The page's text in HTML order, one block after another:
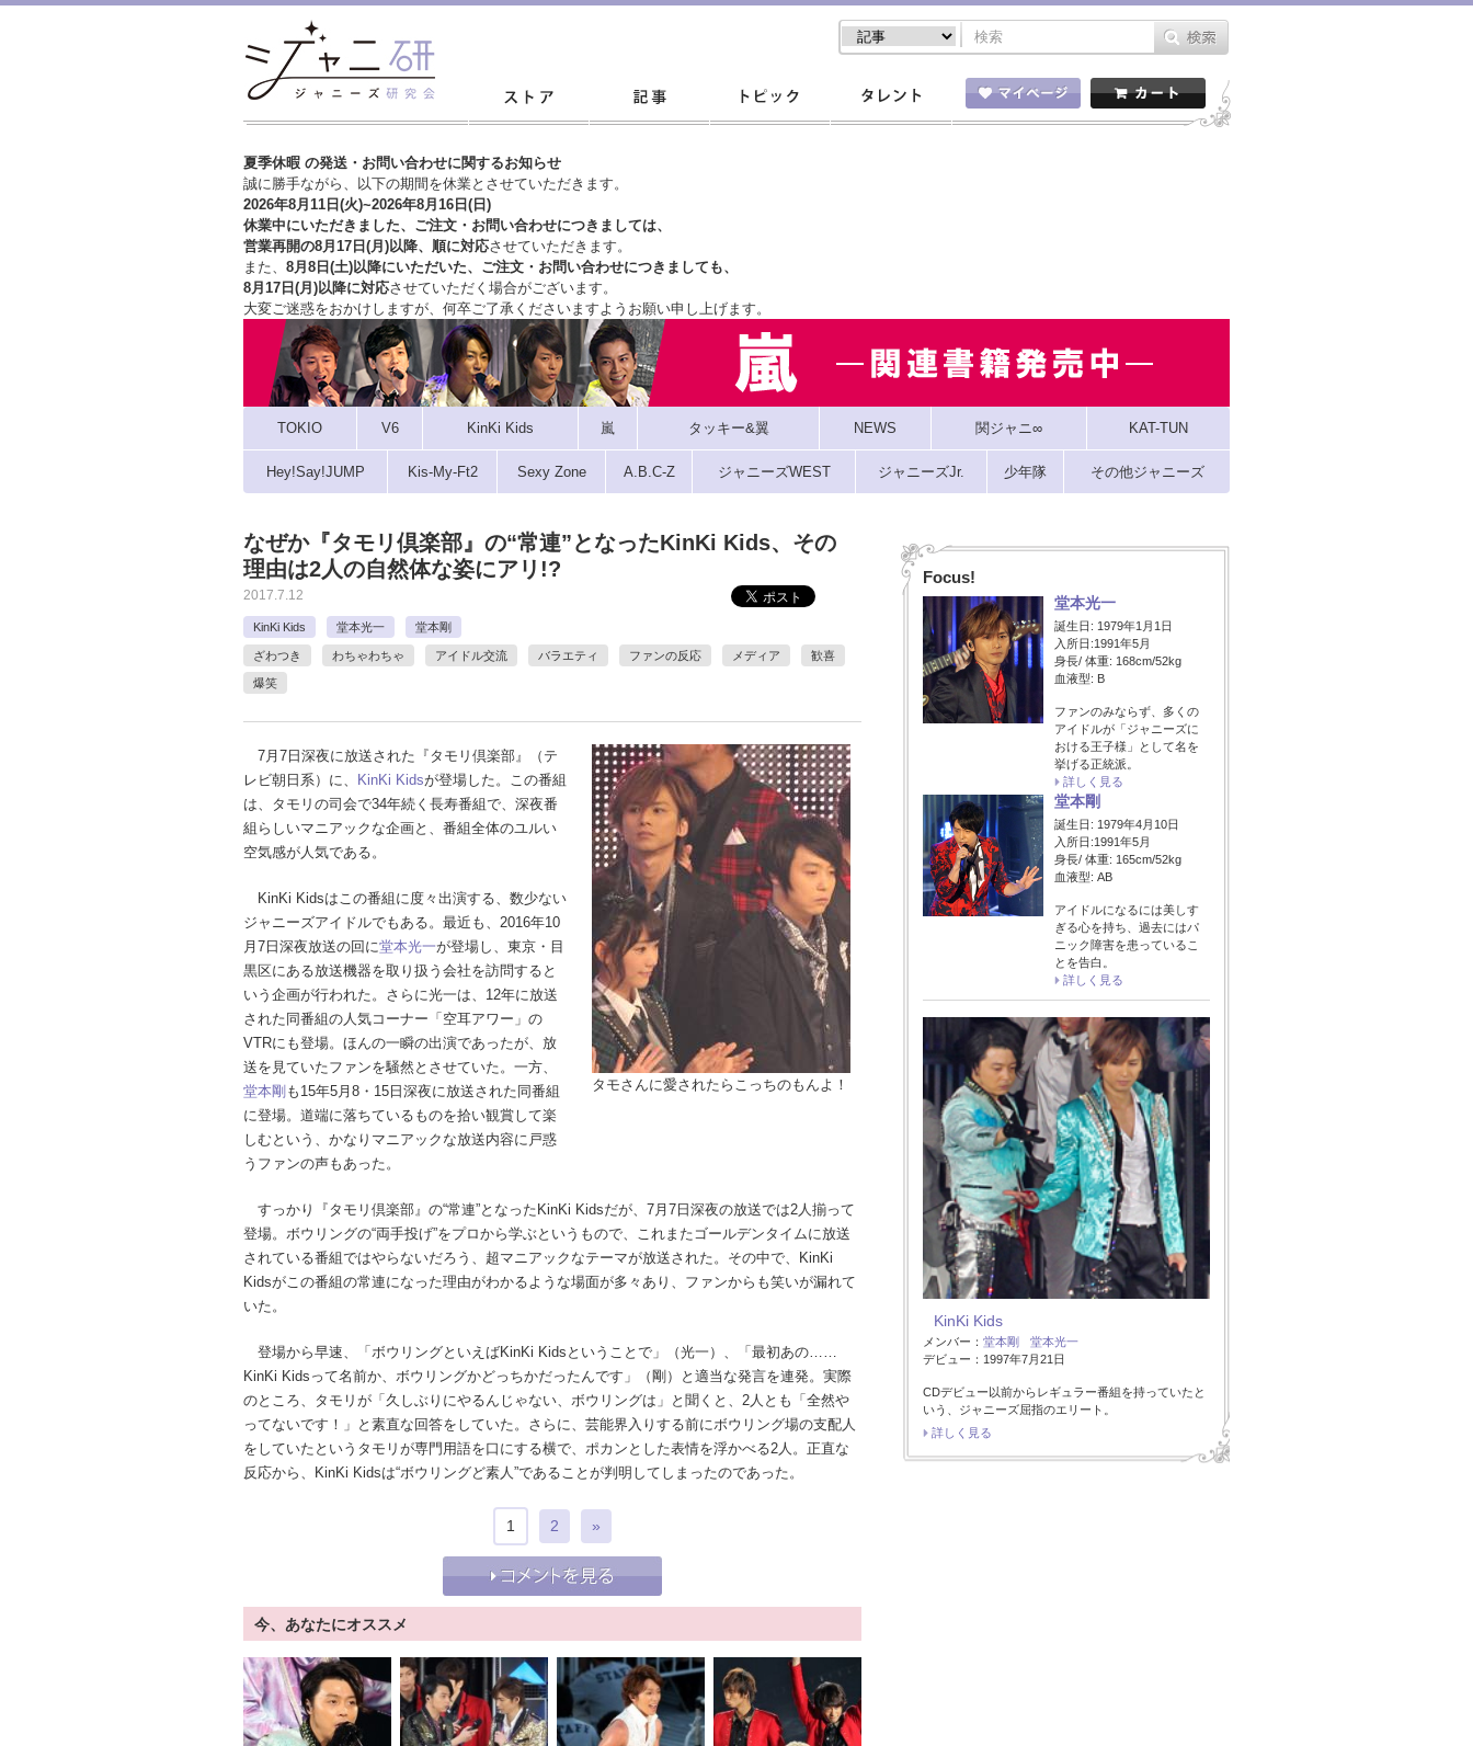
夏季休暇 の発送・お問い合わせに関するお知らせ
誠に勝手ながら、以下の期間を休業とさせていただきます。
2026年8月11日(火)~2026年8月16日(日)
休業中にいただきました、ご注文・お問い合わせにつきましては、
営業再開の8月17日(月)以降、順に対応させていただきます。
また、 8月8日(土)以降にいただいた、ご注文・ お問い合わせにつきましても、
8月17日(月)以降に対応させていただく場合がございます。
大変ご迷惑をおかけしますが、 何卒ご了承くださいますようお願い申し上げます。
TOKIO V6 KinKi Kids 嵐 タッキー&翼 NEWS 関ジャニ∞ KAT-TUN
Hey!Say!JUMP Kis-My-Ft2 Sexy Zone A.B.C-Z ジャニーズWEST ジャニーズJr. 少年隊 その他ジャニーズ
なぜか『タモリ倶楽部』の“常連”となったKinKi Kids、その
理由は2人の自然体な姿にアリ!?
2017.7.12
KinKi Kids 堂本光一 堂本剛
ざわつき わちゃわちゃ アイドル交流 バラエティ ファンの反応 メディア 歓喜
爆笑
タモさんに愛されたらこっちのもんよ！
7月7日深夜に放送された『タモリ倶楽部』（テ
レビ朝日系）に、
KinKi Kidsが登場した。この番組
は、タモリの司会で34年続く長寿番組で、深夜番
組らしいマニアックな企画と、番組全体のユルい
空気感が人気である。
KinKi Kidsはこの番組に度々出演する、数少ない
ジャニーズアイドルでもある。最近も、2016年10
月7日深夜放送の回に堂本光一が登場し、東京・目
黒区にある放送機器を取り扱う会社を訪問すると
いう企画が行われた。さらに光一は、12年に放送
された同番組の人気コーナー「空耳アワー」の
VTRにも登場。ほんの一瞬の出演であったが、放
送を見ていたファンを騒然とさせていた。一方、
堂本剛 も15年5月8・15日深夜に放送された同番組
に登場。道端に落ちているものを拾い観賞して楽
しむという、かなりマニアックな放送内容に戸惑
うファンの声もあった。
すっかり『タモリ倶楽部』の“常連”となったKinKi Kidsだが、7月7日深夜の放送では2人揃って
登場。ボウリングの“両手投げ”をプロから学ぶというもので、これまたゴールデンタイムに放送
されている番組ではやらないだろう、超マニアックなテーマが放送された。その中で、KinKi
Kidsがこの番組の常連になった理由がわかるような場面が多々あり、ファンからも笑いが漏れて
いた。
登場から早速、「ボウリングといえばKinKi Kidsということで」（光一）、「最初あの……
KinKi Kidsって名前か、ボウリングかどっちかだったんです」（剛）と適当な発言を連発。実際
のところ、タモリが「久しぶりにやるんじゃない、ボウリングは」と聞くと、2人とも「全然や
ってないです！」と素直な回答をしていた。さらに、芸能界入りする前にボウリング場の支配人
をしていたというタモリが専門用語を口にする横で、ポカンとした表情を浮かべる2人。正直な
反応から、KinKi Kidsは“ボウリングど素人”であることが判明してしまったのであった。
1 2 »
今、あなたにオススメ
Focus!
堂本光一
誕生日: 1979年1月1日
入所日:1991年5月
身長/ 体重: 168cm/52kg
血液型: B
ファンのみならず、多くの
アイドルが「ジャニーズに
おける王子様」として名を
挙げる正統派。
詳しく見る
堂本剛
誕生日: 1979年4月10日
入所日:1991年5月
身長/ 体重: 165cm/52kg
血液型: AB
アイドルになるには美しす
ぎる心を持ち、過去にはパ
ニック障害を患っているこ
とを告白。
詳しく見る
KinKi Kids
メンバー： 堂本剛
堂本光一
デビュー：1997年7月21日
CDデビュー以前からレギュラー番組を持っていたと
いう、ジャニーズ屈指のエリート。
詳しく見る